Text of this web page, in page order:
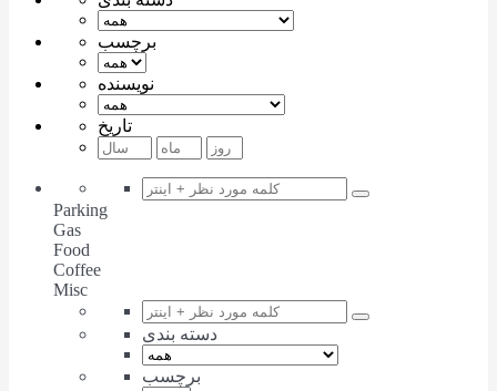
برچسب
نویسنده
تاریخ
Parking
Gas
Food
Coffee
Misc
دسته بندی
برچسب